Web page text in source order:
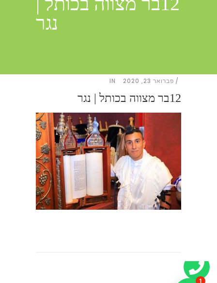
נגר
פברואר 23, 2020 IN
12בר מצווה בכותל | נגר
1